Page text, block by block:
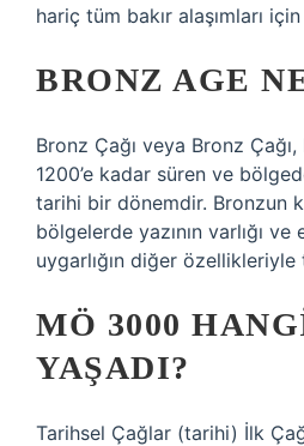
hariç tüm bakır alaşımları için
BRONZ AGE
Bronz Çağı veya Bronz
1200’e kadar süren ve
tarihi bir dönemdir. Bronzun
bölgelerde yazının varlığı
uygarlığın diğer özellikleriyle
MÖ 3000
YAŞADI?
Tarihsel Çağlar (tarihi) İlk